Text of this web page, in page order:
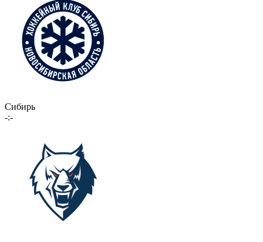
Сибирь
-:-